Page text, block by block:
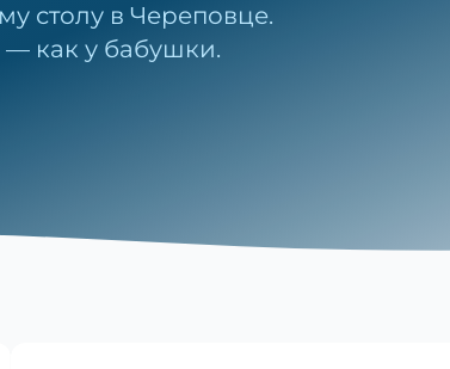
столу в Череповце.
— как у бабушки.